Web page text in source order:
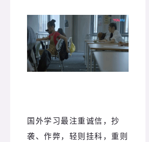
国外学习最注重诚信，抄
袭、作弊，轻则挂科，重则